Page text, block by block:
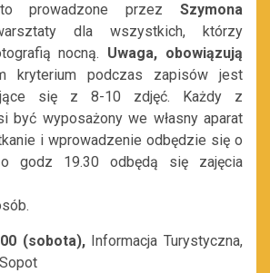
prowadzone przezSzymona
dla wszystkich, którzy
nocną. Uwaga, obowiązują
kryterium podczas zapisów jest
się z 8-10 zdjęć. Każdy z
być wyposażony we własny aparat
i wprowadzenie odbędzie się o
godz 19.30 odbędą się zajęcia
(sobota),Informacja Turystyczna,